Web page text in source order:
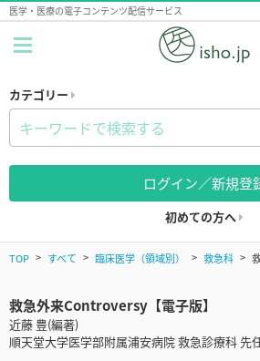
医学・医療の電子コンテンツ配信サービス
カテゴリー
ログイン／新規登
初めての方へ
TOP すべて 臨床医学（領域別） 救急科
救急外来Controversy【電子版】
近藤 豊(編著)
順天堂大学医学部附属浦安病院 救急診療科 先